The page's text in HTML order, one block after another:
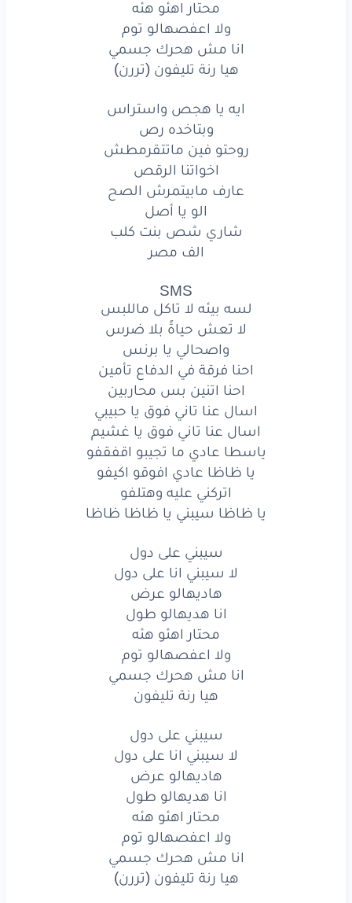
مشهحركجسمي
هيارنةتليفون(تررن)
يا هجصواستراس
وبتاخدهرص
فينماتتقرمطش
اخواتنا الرقص
مابيتمرش
الصح
يا أصل
شاريشصبنتكلب
الفمصر
SMS
بيئهلاتاكلماللبس
لاتعشحياةًبلا ضرس
واصحالييا برنس
احنافرقةفي الدفاعتأمين
اتنينبسمحاربين
عناتاني فوق
عناتانيفوقيا غشيم
عاديما تجيبو
يا ظاظاعاديافوقو
اتركنيعليه وهتلفو
يا ظاظاسيبني يا ظاظا
سيبنيعلىدول
سيبنياناعلى
هاديهالوعرض
محتار اهئو هئه
ولا اعفصهالو توم
انا مش هحرك جسمي
هيا رنة تليفون (تررن)
ايه يا هجص واستراس
وبتاخده رص
روحتو فين ماتتقرمطش
اخواتنا الرقص
عارف مابيتمرش الصح
الو يا أصل
شاري شص بنت كلب
الف مصر
SMS
لسه بيئه لا تاكل ماللبس
لا تعش حياةً بلا ضرس
واصحالي يا برنس
احنا فرقة في الدفاع تأمين
احنا اتنين بس محاربين
اسال عنا تاني فوق يا حبيبي
اسال عنا تاني فوق يا غشيم
ياسطا عادي ما تجيبو اقفقفو
يا ظاظا عادي افوقو اكيفو
اتركني عليه وهتلفو
يا ظاظا سيبني يا ظاظا ظاظا
سيبني على دول
لا سيبني انا على دول
هاديهالو عرض
انا هديهالو طول
محتار اهئو هئه
ولا اعفصهالو توم
انا مش هحرك جسمي
هيا رنة تليفون
سيبني على دول
لا سيبني انا على دول
هاديهالو عرض
انا هديهالو طول
محتار اهئو هئه
ولا اعفصهالو توم
انا مش هحرك جسمي
هيا رنة تليفون (تررن)